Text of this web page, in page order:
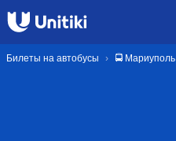
Билеты на автобусы 🚍 Мариуполь